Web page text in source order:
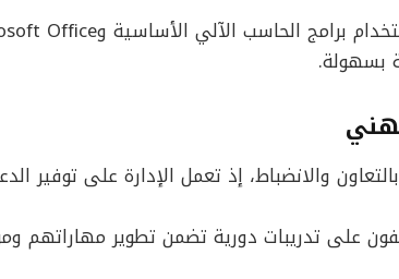
بسهولة.
والانضباط، إذ تعمل الإدارة على توفير
على تدريبات دورية تضمن تطوير مهاراتهم